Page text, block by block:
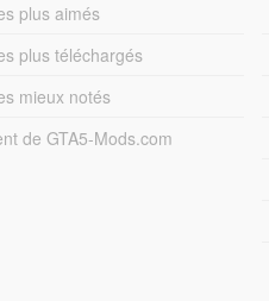
plus aimés
plus téléchargés
mieux notés
de GTA5-Mods.com